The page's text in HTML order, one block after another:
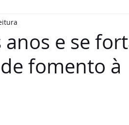
e se
fomento à